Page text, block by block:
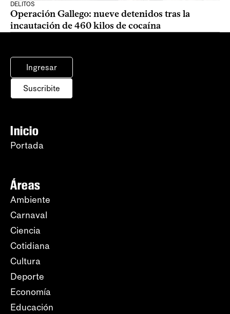
DELITOS
Operación Gallego: nueve detenidos tras la
incautación de 460 kilos de cocaína
Ingresar
Suscribite
Inicio
Portada
Áreas
Ambiente
Carnaval
Ciencia
Cotidiana
Cultura
Deporte
Economía
Educación